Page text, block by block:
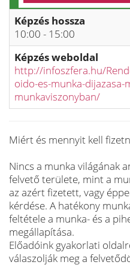
Képzés hossza
10:00 - 15:00
Képzés weboldal
http://infoszfera.hu/
oido-es-munka-
munkaviszonyban/
Miért és mennyit kell
Nincs a munka világának
felvető területe, mint a
az azért fizetett, vagy
kérdése. A hatékony
feltétele a munka- és a
megállapítása.
Előadóink gyakorlati
válaszolják meg a